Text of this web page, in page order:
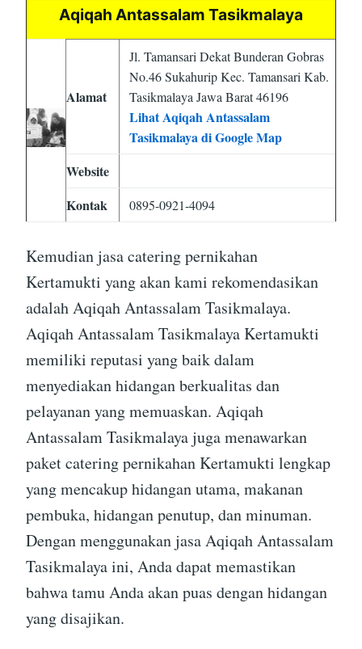
Aqiqah Antassalam Tasikmalaya
Alamat
Jl. Tamansari Dekat Bunderan Gobras
No.46 Sukahurip Kec. Tamansari Kab.
Tasikmalaya Jawa Barat 46196
Lihat Aqiqah Antassalam
Tasikmalaya di Google Map
Website
Kontak
0895-0921-4094
Kemudian jasa catering pernikahan
Kertamukti yang akan kami rekomendasikan
adalah Aqiqah Antassalam Tasikmalaya.
Aqiqah Antassalam Tasikmalaya Kertamukti
memiliki reputasi yang baik dalam
menyediakan hidangan berkualitas dan
pelayanan yang memuaskan. Aqiqah
Antassalam Tasikmalaya juga menawarkan
paket catering pernikahan Kertamukti lengkap
yang mencakup hidangan utama, makanan
pembuka, hidangan penutup, dan minuman.
Dengan menggunakan jasa Aqiqah Antassalam
Tasikmalaya ini, Anda dapat memastikan
bahwa tamu Anda akan puas dengan hidangan
yang disajikan.